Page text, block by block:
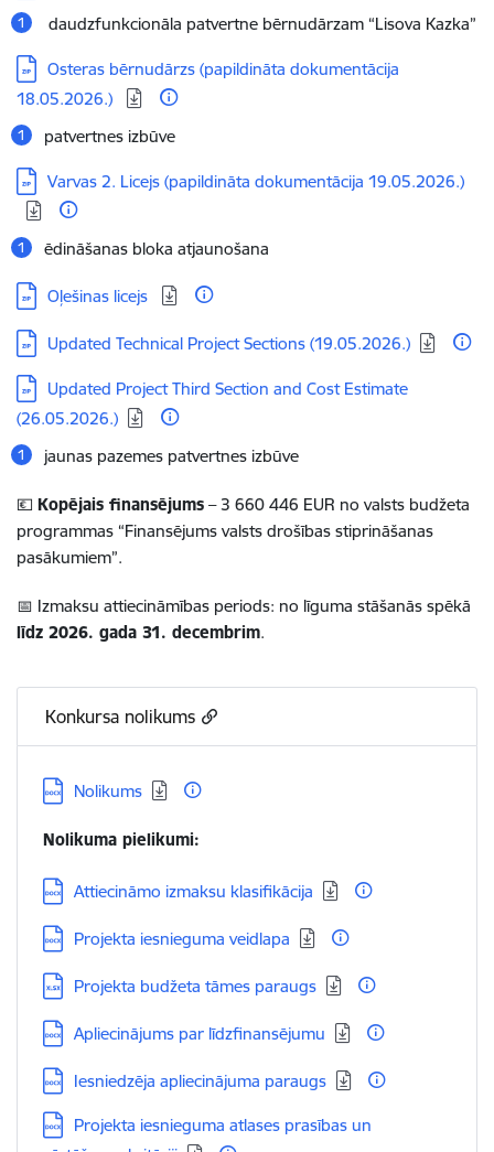
daudzfunkcionāla patvertne bērnudārzam “Lisova Kazka”
Lejupielādēt:
Osteras bērnudārzs (papildināta dokumentācija
18.05.2026.)
patvertnes izbūve
Lejupielādēt:
Varvas 2. Licejs (papildināta dokumentācija 19.05.2026.)
ēdināšanas bloka atjaunošana
Lejupielādēt:
Oļešinas licejs
Lejupielādēt:
Updated Technical Project Sections (19.05.2026.)
Lejupielādēt:
Updated Project Third Section and Cost Estimate
(26.05.2026.)
jaunas pazemes patvertnes izbūve
💶 Kopējais finansējums –3 660 446 EUR no valsts budžeta
programmas “Finansējums valsts drošības stiprināšanas
pasākumiem”.
📅 Izmaksu attiecināmības periods: no līguma stāšanās spēkā
līdz 2026. gada 31. decembrim.
Konkursa nolikums
Lejupielādēt:
Nolikums
Nolikuma pielikumi:
Lejupielādēt:
Attiecināmo izmaksu klasifikācija
Lejupielādēt:
Projekta iesnieguma veidlapa
Lejupielādēt:
Projekta budžeta tāmes paraugs
Lejupielādēt:
Apliecinājums par līdzfinansējumu
Lejupielādēt:
Iesniedzēja apliecinājuma paraugs
Lejupielādēt:
Projekta iesnieguma atlases prasības un